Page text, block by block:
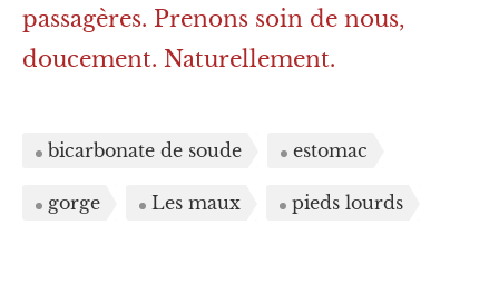
passagères. Prenons soin de nous,
doucement. Naturellement.
bicarbonate de soude estomac
gorge Les maux pieds lourds